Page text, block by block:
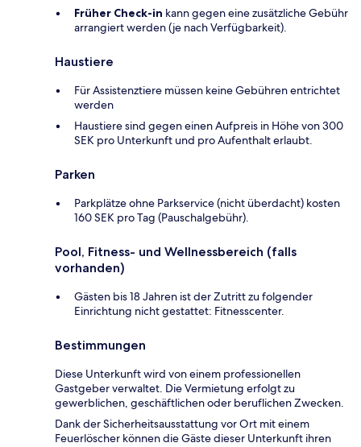
Früher Check-in kann gegen eine zusätzliche Gebühr
arrangiert werden (je nach Verfügbarkeit).
Haustiere
Für Assistenztiere müssen keine Gebühren entrichtet
werden
Haustiere sind gegen einen Aufpreis in Höhe von 300
SEK pro Unterkunft und pro Aufenthalt erlaubt.
Parken
Parkplätze ohne Parkservice (nicht überdacht) kosten
160 SEK pro Tag (Pauschalgebühr).
Pool, Fitness- und Wellnessbereich (falls
vorhanden)
Gästen bis 18 Jahren ist der Zutritt zu folgender
Einrichtung nicht gestattet: Fitnesscenter.
Bestimmungen
Diese Unterkunft wird von einem professionellen
Gastgeber verwaltet. Die Vermietung erfolgt zu
gewerblichen, geschäftlichen oder beruflichen Zwecken.
Dank der Sicherheitsausstattung vor Ort mit einem
Feuerlöscher können die Gäste dieser Unterkunft ihren